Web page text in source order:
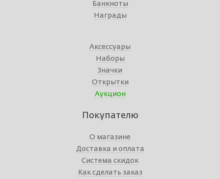
Банкноты
Награды
Аксессуары
Наборы
Значки
Открытки
Аукцион
Покупателю
О магазине
Доставка и оплата
Система скидок
Как сделать заказ